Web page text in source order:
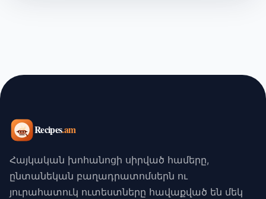
Հայկական խոհանոցի սիրված համերը,
ընտանեկան բաղադրատոմսերն ու
յուրահատուկ ուտեստները հավաքված են մեկ